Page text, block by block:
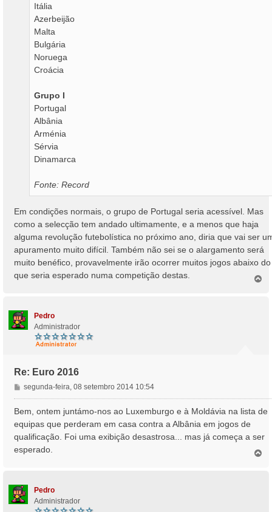
Itália
Azerbeijão
Malta
Bulgária
Noruega
Croácia
Grupo I
Portugal
Albânia
Arménia
Sérvia
Dinamarca
Fonte: Record
Em condições normais, o grupo de Portugal seria acessível. Mas
como a selecção tem andado ultimamente, e a menos que haja
alguma revolução futebolística no próximo ano, diria que vai ser
apuramento muito difícil. Também não sei se o alargamento será
muito benéfico, provavelmente irão ocorrer muitos jogos abaixo do
que seria esperado numa competição destas.
Pedro
Administrador
Re: Euro 2016
M
e
n
a
g
e
segunda-feira, 08 setembro 2014 10:54
Bem, ontem juntámo-nos ao Luxemburgo e à Moldávia na lista de
equipas que perderam em casa contra a Albânia em jogos de
qualificação. Foi uma exibição desastrosa... mas já começa a ser
esperado.
Pedro
Administrador